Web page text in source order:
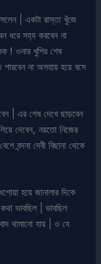
| একটা রাস্তা খুঁজে
ধরে সহ্য করবেন না
! ওনার খুশির শেষ
না অসহায় হয়ে বসে
| এর শেষ দেখে ছাড়বেন
দেবেন, নয়তো নিজের
বন্দনা দেবী বিছানা থেকে
হয়ে জানালার দিকে
ভাবছিল | ভাবছিল
থামানো যায় | ও যে